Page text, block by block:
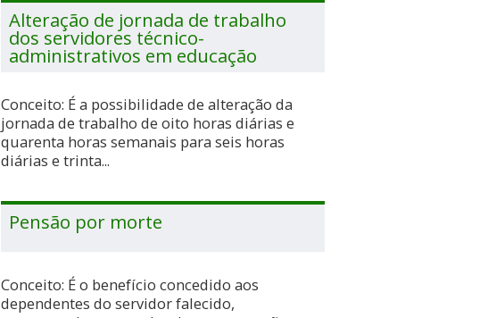
Alteração de jornada de trabalho
dos servidores técnico-
administrativos em educação
Conceito: É a possibilidade de alteração da
jornada de trabalho de oito horas diárias e
quarenta horas semanais para seis horas
diárias e trinta...
Pensão por morte
Conceito: É o benefício concedido aos
dependentes do servidor falecido,